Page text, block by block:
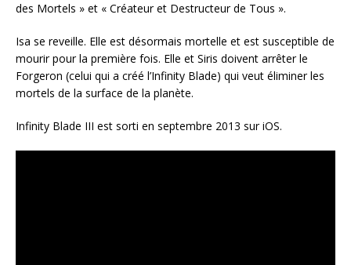
des Mortels » et « Créateur et Destructeur de Tous ».
Isa se reveille. Elle est désormais mortelle et est susceptible de
mourir pour la première fois. Elle et Siris doivent arrêter le
Forgeron (celui qui a créé l’Infinity Blade) qui veut éliminer les
mortels de la surface de la planète.
Infinity Blade III est sorti en septembre 2013 sur iOS.